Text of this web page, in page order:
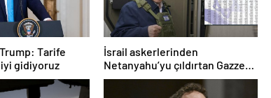
Tarife
gidiyoruz
İsrail askerlerinden
Netanyahu’yu çıldırtan Gazze
mektubu!